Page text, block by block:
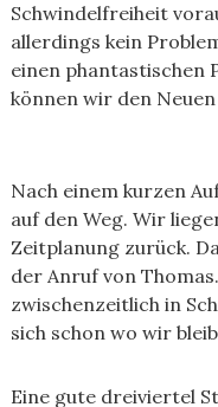
Schwindelfreiheit
allerdings kein
einen phantastischen
können wir den
Nach einem kurzen
auf den Weg. Wir
Zeitplanung zurück.
der Anruf von
zwischenzeitlich in
sich schon wo wir
Eine gute dreiviertel